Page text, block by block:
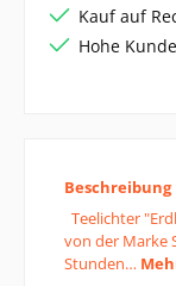
Kauf auf
Hohe
Beschreibung
Teelichter
von der Marke
Stunden…